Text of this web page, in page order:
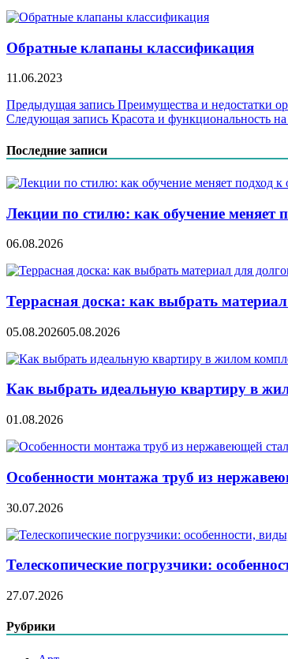
Обратные клапаны классификация
11.06.2023
Навигация
по
записям
Предыдущая запись Преимущества и недостатки
Следующая запись Красота и функциональность
Последние записи
Лекции по стилю: как обучение меняет
06.08.2026
Террасная доска: как выбрать
05.08.202605.08.2026
Как выбрать идеальную квартиру в
01.08.2026
Особенности монтажа труб из
30.07.2026
Телескопические погрузчики:
27.07.2026
Рубрики